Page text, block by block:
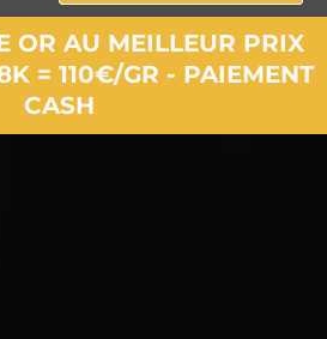
OR AU MEILLEUR PRIX
= 110€/GR - PAIEMENT
CASH